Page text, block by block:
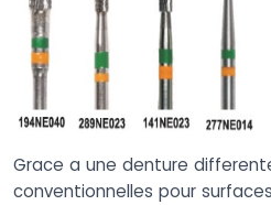
Grace a une denture
conventionnelles pour